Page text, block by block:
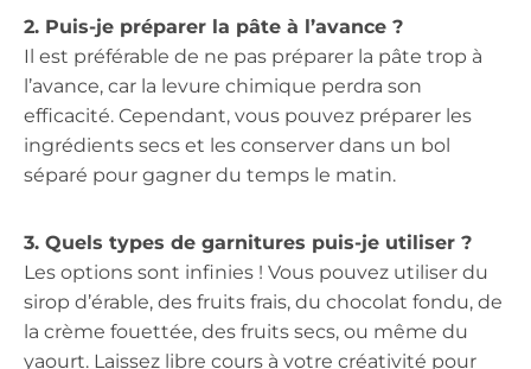
2. Puis-je préparer la pâte à l’avance ?
Il est préférable de ne pas préparer la pâte trop à
l’avance, car la levure chimique perdra son
efficacité. Cependant, vous pouvez préparer les
ingrédients secs et les conserver dans un bol
séparé pour gagner du temps le matin.
3. Quels types de garnitures puis-je utiliser ?
Les options sont infinies ! Vous pouvez utiliser du
sirop d’érable, des fruits frais, du chocolat fondu, de
la crème fouettée, des fruits secs, ou même du
yaourt. Laissez libre cours à votre créativité pour